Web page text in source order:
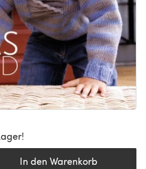
In den Warenkorb